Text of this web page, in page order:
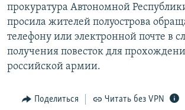
прокуратура Автономной
просила жителей полуострова
телефону или электронной почте в
получения повесток для
российской армии.
Поделиться Читать без VPN